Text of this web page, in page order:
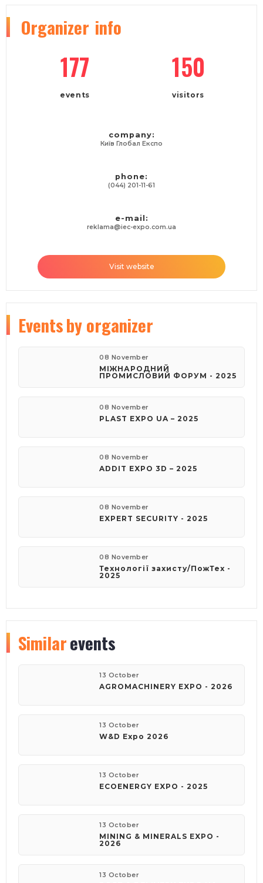
Organizer info
177
events
150
visitors
company:
Київ Глобал Експо
phone:
(044) 201-11-61
e-mail:
reklama@iec-expo.com.ua
Visit website
Eventsby organizer
08 November
МІЖНАРОДНИЙ
ПРОМИСЛОВИЙ ФОРУМ - 2025
08 November
PLAST EXPO UA – 2025
08 November
ADDIT EXPO 3D – 2025
08 November
EXPERT SECURITY - 2025
08 November
Технології захисту/ПожТех -
2025
Similarevents
13 October
AGROMACHINERY EXPO - 2026
13 October
W&D Expo 2026
13 October
ECOENERGY EXPO - 2025
13 October
MINING & MINERALS EXPO -
2026
13 October